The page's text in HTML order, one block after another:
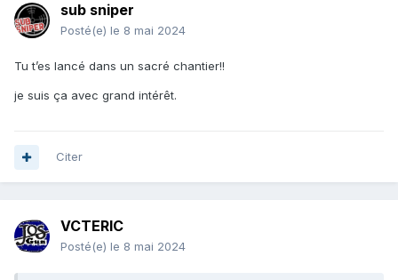
sub sniper
Posté(e) le 8 mai 2024
Tu t’es lancé dans un sacré chantier!!
je suis ça avec grand intérêt.
Citer
VCTERIC
Posté(e) le 8 mai 2024